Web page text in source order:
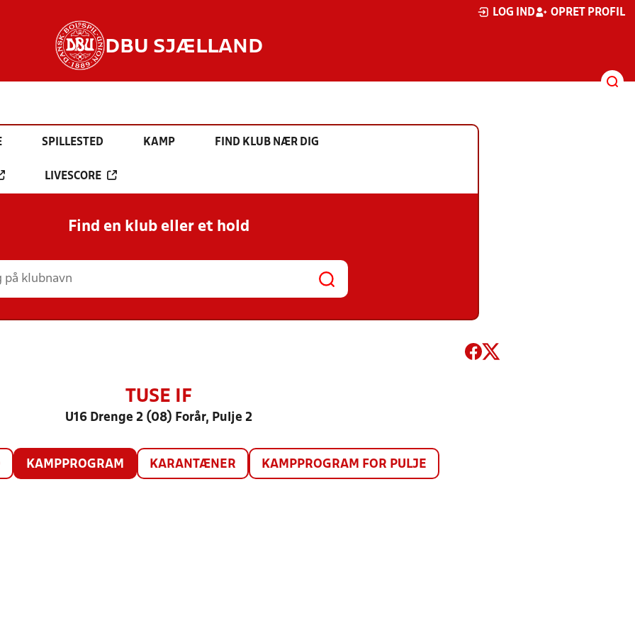
LOG IND OPRET PROFIL
DBU SJÆLLAND
SPILLESTED KAMP FIND KLUB NÆR DIG
LIVESCORE
Find en klub eller et hold
TUSE IF
U16 Drenge 2 (08) Forår, Pulje 2
KAMPPROGRAM KARANTÆNER KAMPPROGRAM FOR PULJE